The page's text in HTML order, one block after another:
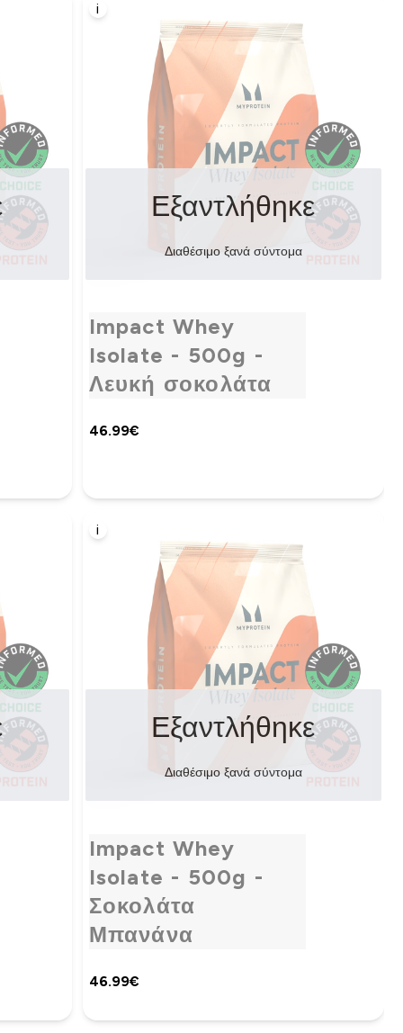
i
Impact Whey
Isolate - 500g -
Λευκή σοκολάτα
46.99€‎
Εξαντλήθηκε
Διαθέσιμο ξανά σύντομα
i
Impact Whey
Isolate - 500g -
Σοκολάτα
Μπανάνα
46.99€‎
Εξαντλήθηκε
Διαθέσιμο ξανά σύντομα